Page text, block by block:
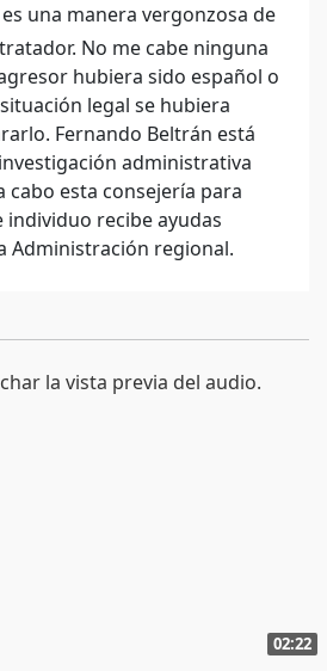
una manera vergonzosa de
No me cabe ninguna
hubiera sido español o
legal se hubiera
Fernando Beltrán está
administrativa
cabo esta consejería para
recibe ayudas
Administración regional.
02:22